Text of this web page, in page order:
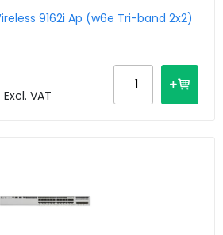
9162i Ap (w6e Tri-band 2x2)
Excl. VAT